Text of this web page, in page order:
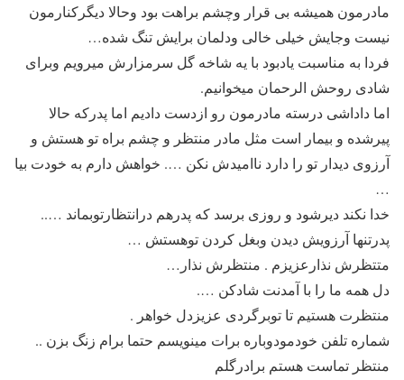
مادرمون همیشه بی قرار وچشم براهت بود وحالا دیگرکنارمون
نیست وجایش خیلی خالی ودلمان برایش تنگ شده…
فردا به مناسبت یادبود با یه شاخه گل سرمزارش میرویم وبرای
شادی روحش الرحمان میخوانیم.
اما داداشی درسته مادرمون رو ازدست دادیم اما پدرکه حالا
پیرشده و بیمار است مثل مادر منتظر و چشم براه تو هستش و
آرزوی دیدار تو را دارد ناامیدش نکن …. خواهش دارم به خودت بیا
…
خدا نکند دیرشود و روزی برسد که پدرهم درانتظارتوبماند …..
پدرتنها آرزویش دیدن وبغل کردن توهستش …
متتظرش نذارعزیزم . منتظرش نذار…
دل همه ما را با آمدنت شادکن ….
منتظرت هستیم تا توبرگردی عزیزدل خواهر .
شماره تلفن خودمودوباره برات مینویسم حتما برام زنگ بزن ..
منتظر تماست هستم برادرگلم